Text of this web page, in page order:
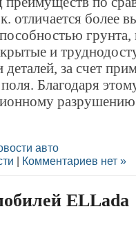
отличается более
грунта,
и
за счет
Благодаря
авто
| Комментариев нет »
ELLada